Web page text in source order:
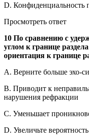
D. Конфиденциальность
Просмотреть ответ
10 По сравнению с
углом к границе
ориентация к границе
A. Верните больше эхо-
B. Приводит к
нарушения рефракции
C. Уменьшает
D. Увеличьте